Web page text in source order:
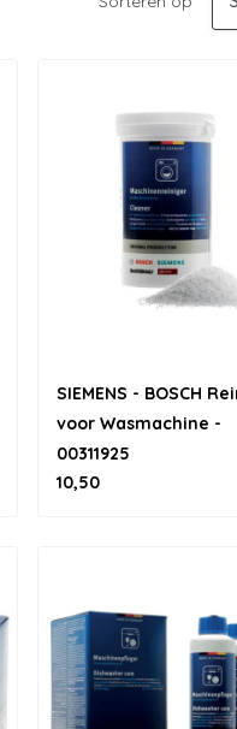
SIEMENS - BOSCH
voor Wasmachine -
00311925
10,50